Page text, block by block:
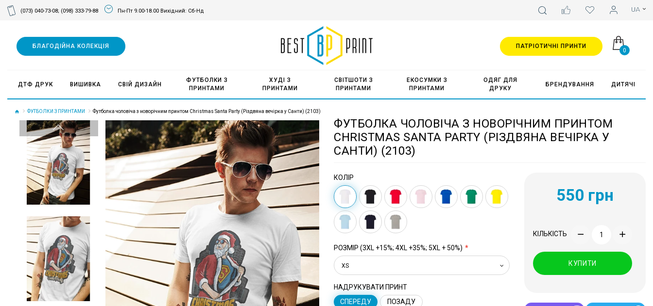
(073) 040-73-08; (098) 333-79-88 Пн-Пт 9.00-18.00 Вихідний: Сб-Нд
0
БЛАГОДІЙНА КОЛЕКЦІЯ
ДТФ ДРУК ВИШИВКА СВІЙ ДИЗАЙН
ФУТБОЛКИ З
ПРИНТАМИ
ХУДІ З
ПРИНТАМИ
СВІТШОТИ З
ПРИНТАМИ
ЕКОСУМКИ З
ПРИНТАМИ
ОДЯГ ДЛЯ
ДРУКУ
БРЕНДУВАННЯ ДИТЯЧІ
ПАТРІОТИЧНІ ПРИНТИ
ФУТБОЛКИ З ПРИНТАМИ Футболка чоловіча з новорічним принтом Christmas Santa Party (Різдвяна вечірка у Санти) (2103)
ФУТБОЛКА ЧОЛОВІЧА З НОВОРІЧНИМ ПРИНТОМ
CHRISTMAS SANTA PARTY (РІЗДВЯНА ВЕЧІРКА У
САНТИ) (2103)
КОЛІР
РОЗМІР (3XL +15%; 4XL +35%; 5XL + 50%)
XS
НАДРУКУВАТИ ПРИНТ
СПЕРЕДУ
ПОЗАДУ
550 грн
КІЛЬКІСТЬ
КУПИТИ